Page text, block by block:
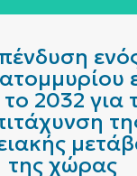
2032 για
της χώρας